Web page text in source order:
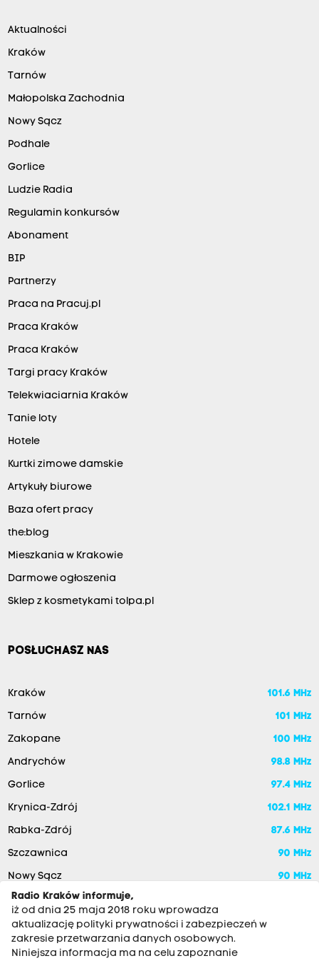
Aktualności
Kraków
Tarnów
Małopolska Zachodnia
Nowy Sącz
Podhale
Gorlice
Ludzie Radia
Regulamin konkursów
Abonament
BIP
Partnerzy
Praca na Pracuj.pl
Praca Kraków
Praca Kraków
Targi pracy Kraków
Telekwiaciarnia Kraków
Tanie loty
Hotele
Kurtki zimowe damskie
Artykuły biurowe
Baza ofert pracy
the:blog
Mieszkania w Krakowie
Darmowe ogłoszenia
Sklep z kosmetykami tolpa.pl
POSŁUCHASZ NAS
Kraków 101.6 MHz
Tarnów 101 MHz
Zakopane 100 MHz
Andrychów 98.8 MHz
Gorlice 97.4 MHz
Krynica-Zdrój 102.1 MHz
Rabka-Zdrój 87.6 MHz
Szczawnica 90 MHz
Nowy Sącz
90 MHz
Radio Kraków informuje,
iż od dnia 25 maja 2018 roku wprowadza
aktualizację polityki prywatności i zabezpieczeń w
zakresie przetwarzania danych osobowych.
Niniejsza informacja ma na celu zapoznanie